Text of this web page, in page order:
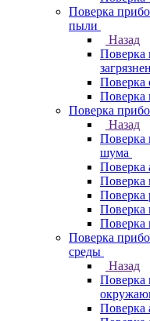
Поверка
пыли
Назад
Поверка
Поверка
Поверка
Поверка
Назад
Поверка
шума
Поверка
Поверка
Поверка
Поверка
Поверка
Поверка
среды
Назад
Поверка
Поверка